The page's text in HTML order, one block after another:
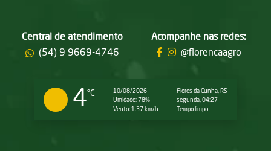
Central de atendimento
Acompanhe nas redes:
(54) 9 9669-4746
@florencaagro
4°C
10/08/2026
Umidade: 78%
Vento: 1.37 km/h
Flores da Cunha, RS
segunda, 04:27
Tempo limpo